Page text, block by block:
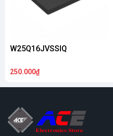
W25Q16JVSSIQ
250.000₫